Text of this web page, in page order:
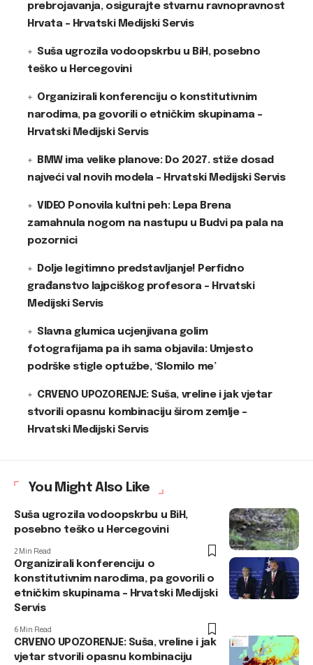
prebrojavanja, osigurajte stvarnu ravnopravnost
Hrvata – Hrvatski Medijski Servis
Suša ugrozila vodoopskrbu u BiH, posebno
teško u Hercegovini
Organizirali konferenciju o konstitutivnim
narodima, pa govorili o etničkim skupinama –
Hrvatski Medijski Servis
BMW ima velike planove: Do 2027. stiže dosad
najveći val novih modela – Hrvatski Medijski Servis
VIDEO Ponovila kultni peh: Lepa Brena
zamahnula nogom na nastupu u Budvi pa pala na
pozornici
Dolje legitimno predstavljanje! Perfidno
građanstvo lajpciškog profesora – Hrvatski
Medijski Servis
Slavna glumica ucjenjivana golim
fotografijama pa ih sama objavila: Umjesto
podrške stigle optužbe, ‘Slomilo me’
CRVENO UPOZORENJE: Suša, vreline i jak vjetar
stvorili opasnu kombinaciju širom zemlje –
Hrvatski Medijski Servis
You Might Also Like
Suša ugrozila vodoopskrbu u BiH,
posebno teško u Hercegovini
2 Min Read
Organizirali konferenciju o
konstitutivnim narodima, pa govorili o
etničkim skupinama – Hrvatski Medijski
Servis
6 Min Read
CRVENO UPOZORENJE: Suša, vreline i jak
vjetar stvorili opasnu kombinaciju